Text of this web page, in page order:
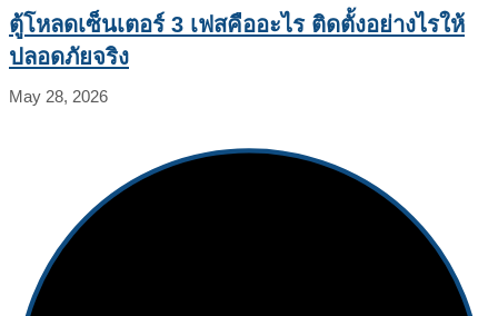
ตู้โหลดเซ็นเตอร์ 3 เฟสคืออะไร ติดตั้งอย่างไรให้
ปลอดภัยจริง
May 28, 2026